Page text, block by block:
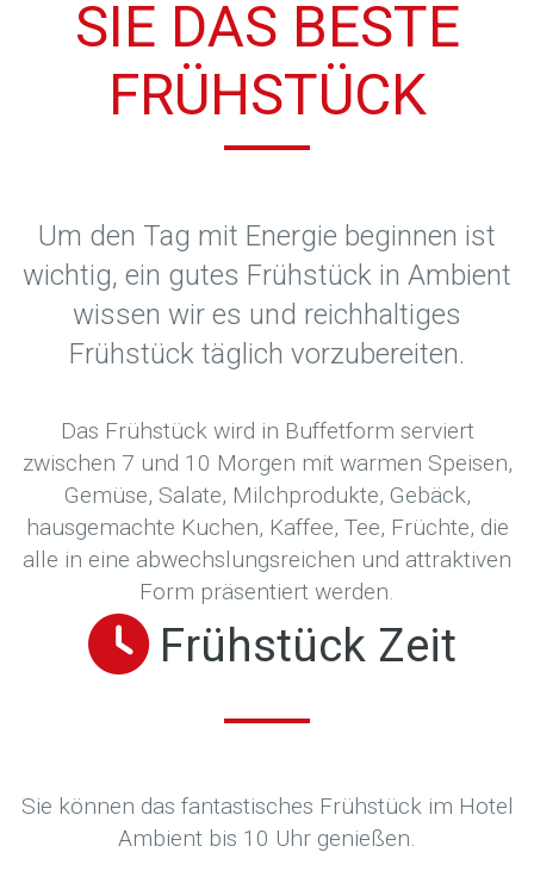
SIE DAS BESTE
FRÜHSTÜCK
Um den Tag mit Energie beginnen ist
wichtig, ein gutes Frühstück in Ambient
wissen wir es und reichhaltiges
Frühstück täglich vorzubereiten.
Das Frühstück wird in Buffetform serviert
zwischen 7 und 10 Morgen mit warmen Speisen,
Gemüse, Salate, Milchprodukte, Gebäck,
hausgemachte Kuchen, Kaffee, Tee, Früchte, die
alle in eine abwechslungsreichen und attraktiven
Form präsentiert werden.
Frühstück Zeit
Sie können das fantastisches Frühstück im Hotel
Ambient bis 10 Uhr genießen.